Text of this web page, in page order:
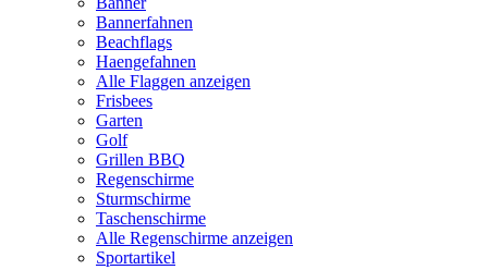
Bannerfahnen
Beachflags
Haengefahnen
Alle Flaggen anzeigen
Frisbees
Garten
Golf
Grillen BBQ
Regenschirme
Sturmschirme
Taschenschirme
Alle Regenschirme anzeigen
Sportartikel